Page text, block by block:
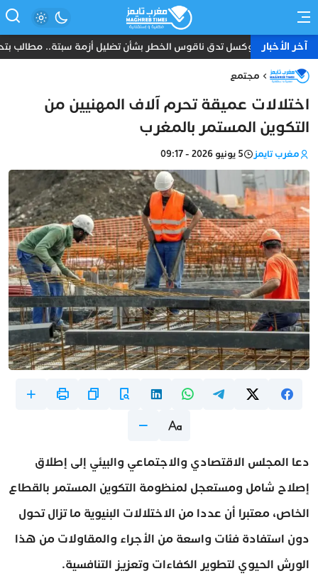
آخر الأخباربروكسل تدق ناقوس الخطر بشأن تضليل أزمة سبتة.. مطالب
مجتمع
اختلالات عميقة تحرم آلاف المهنيين من
التكوين المستمر بالمغرب
مغرب تايمز 5 يونيو 2026 - 09:17
دعا المجلس الاقتصادي والاجتماعي والبيئي إلى إطلاق
إصلاح شامل ومستعجل لمنظومة التكوين المستمر بالقطاع
الخاص، معتبرا أن عددا من الاختلالات البنيوية ما تزال تحول
دون استفادة فئات واسعة من الأجراء والمقاولات من هذا
الورش الحيوي لتطوير الكفاءات وتعزيز التنافسية.